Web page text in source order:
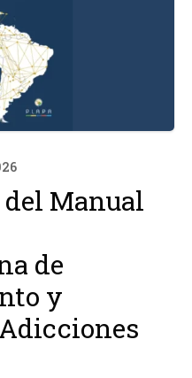
Manual
de
y